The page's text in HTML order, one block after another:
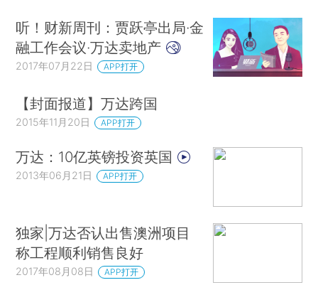
听！财新周刊：贾跃亭出局·金
融工作会议·万达卖地产
2017年07月22日 APP打开
【封面报道】万达跨国
2015年11月20日 APP打开
万达：10亿英镑投资英国
2013年06月21日 APP打开
独家|万达否认出售澳洲项目
称工程顺利销售良好
2017年08月08日 APP打开